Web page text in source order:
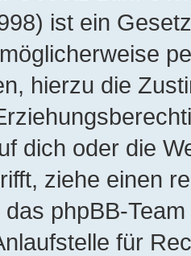
ist ein
hierzu die
dich oder die
ziehe einen
phpBB-
für